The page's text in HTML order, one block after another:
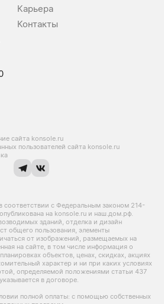
Карьера
Контакты
сайта konsole.ru
пользователей сайта konsole.ru
с Федеральным законом 214-
на konsole.ru и наш.дом.рф.
зданий, отделка и дизайн
общего пользования, элементы
от изображений, размещаемых на
на сайте, в том числе информация о
объектов, ценах, скидках, акциях
характер и ни при каких условиях
определяемой положениями статьи 437
в договоре.
полной оплаты: с помощью собственных